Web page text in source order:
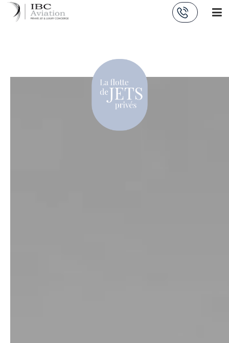
Panneau de gestion des cookies